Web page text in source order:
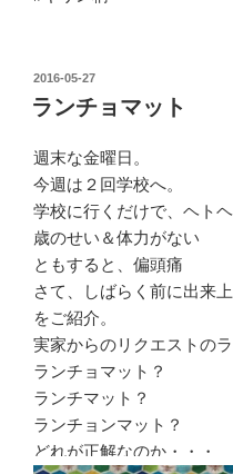
投
稿
日:
2016-05-27
ランチョマット
週末な金曜日。
今週は２回学校へ。
学校に行くだけで、ヘトヘ
歳のせい＆体力がない
ともすると、偏頭痛
さて、しばらく前に出来
をご紹介。
実家からのリクエストのラ
ランチョマット？
ランチマット？
ランチョンマット？
どれが正解なのか・・・